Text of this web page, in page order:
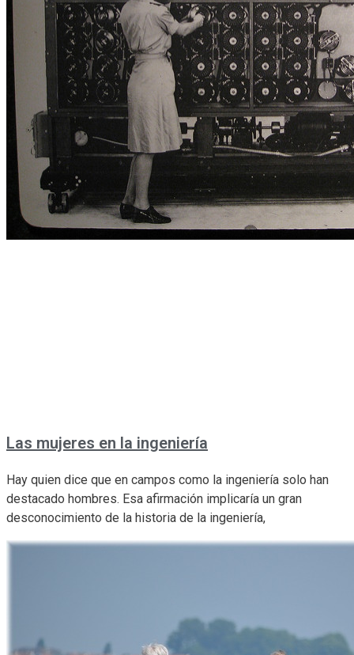
Las mujeres en la ingeniería
Hay quien dice que en campos como la ingeniería solo han
destacado hombres. Esa afirmación implicaría un gran
desconocimiento de la historia de la ingeniería,